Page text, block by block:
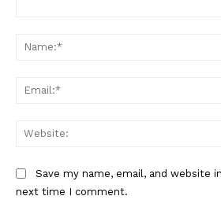
Save my name, email, and website
next time I comment.